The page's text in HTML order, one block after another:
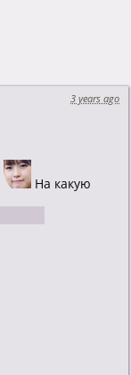
3 years ago
На какую